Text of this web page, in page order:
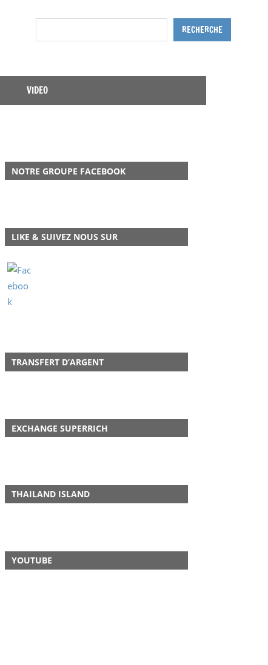
RECHERCHE
VIDEO
NOTRE GROUPE FACEBOOK
LIKE & SUIVEZ NOUS SUR
TRANSFERT D’ARGENT
EXCHANGE SUPERRICH
THAILAND ISLAND
YOUTUBE